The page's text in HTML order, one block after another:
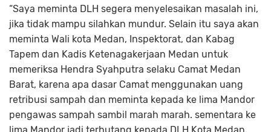
“Saya meminta DLH segera menyelesaikan masalah ini,
jika tidak mampu silahkan mundur. Selain itu saya akan
meminta Wali kota Medan, Inspektorat, dan Kabag
Tapem dan Kadis Ketenagakerjaan Medan untuk
memeriksa Hendra Syahputra selaku Camat Medan
Barat, karena apa dasar Camat menggunakan uang
retribusi sampah dan meminta kepada ke lima Mandor
pengawas sampah sambil marah marah. sementara ke